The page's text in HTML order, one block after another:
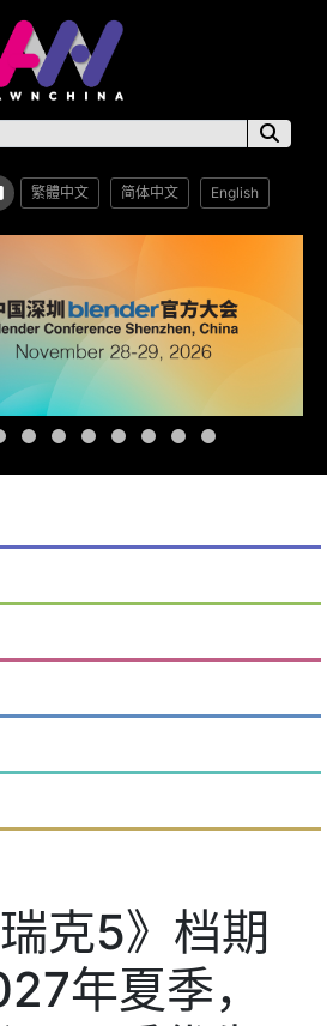
繁體中文 简体中文 English
克5》档期
年夏季，